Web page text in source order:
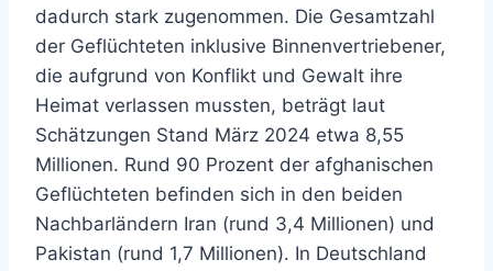
dadurch stark zugenommen. Die Gesamtzahl
der Geflüchteten inklusive Binnenvertriebener,
die aufgrund von Konflikt und Gewalt ihre
Heimat verlassen mussten, beträgt laut
Schätzungen Stand März 2024 etwa 8,55
Millionen. Rund 90 Prozent der afghanischen
Geflüchteten befinden sich in den beiden
Nachbarländern Iran (rund 3,4 Millionen) und
Pakistan (rund 1,7 Millionen). In Deutschland